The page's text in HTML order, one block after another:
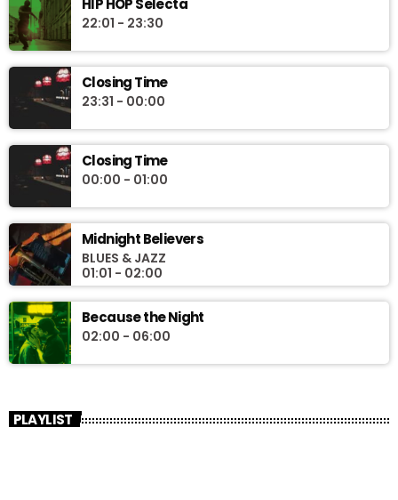
Degl’Innocenti, speaker e dj dalla lunga esperienza radiofonica.
Ogni venerdì alla scoperta di itinerari musicali notturni, tra easy
listening and rock revolution.
HIP HOP Selecta
22:01 - 23:30
Closing Time
23:31 - 00:00
Closing Time
00:00 - 01:00
Midnight Believers
BLUES & JAZZ
01:01 - 02:00
Because the Night
02:00 - 06:00
PLAYLIST